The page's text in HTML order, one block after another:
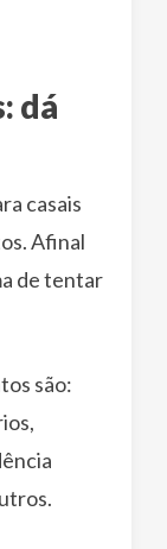
dá
casais
Afinal
de tentar
são: